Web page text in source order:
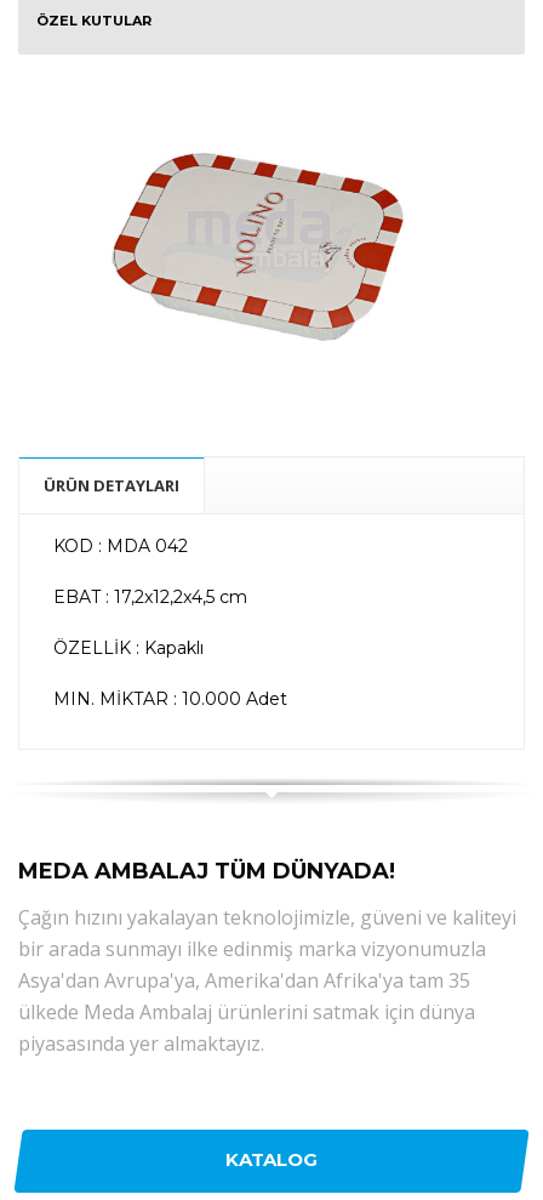
ÖZEL KUTULAR
ÜRÜN DETAYLARI
KOD : MDA 042
EBAT : 17,2x12,2x4,5 cm
ÖZELLİK : Kapaklı
MIN. MİKTAR : 10.000 Adet
MEDA AMBALAJ TÜM DÜNYADA!
Çağın hızını yakalayan teknolojimizle, güveni ve kaliteyi
bir arada sunmayı ilke edinmiş marka vizyonumuzla
Asya'dan Avrupa'ya, Amerika'dan Afrika'ya tam 35
ülkede Meda Ambalaj ürünlerini satmak için dünya
piyasasında yer almaktayız.
KATALOG